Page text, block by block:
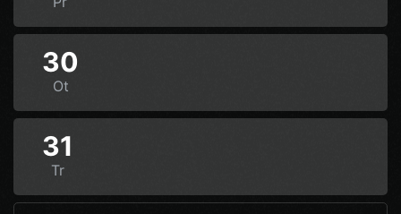
30
Ot
31
Tr